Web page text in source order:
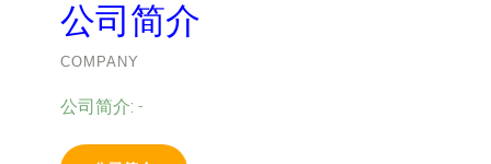
公司简介
COMPANY
公司简介: -